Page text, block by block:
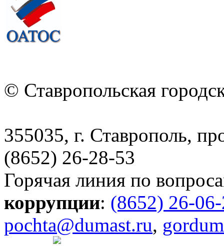
© Ставропольская
355035, г. Ставрополь,
(8652) 26-28-53
Горячая линия по
коррупции: (8652) 26-
pochta@dumast.ru,